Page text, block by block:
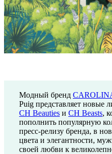
Модный бренд
Puig представляет новые
CH Beauties и CH Beasts,
пополнить популярную
пресс-релизу бренда, в
цвета и элегантности,
своей любви к